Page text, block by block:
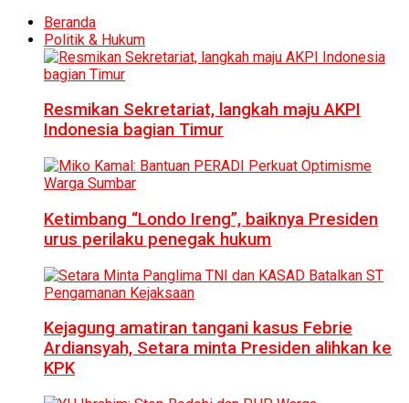
Beranda
Politik & Hukum
Resmikan Sekretariat, langkah maju AKPI
Indonesia bagian Timur
Ketimbang “Londo Ireng”, baiknya Presiden
urus perilaku penegak hukum
Kejagung amatiran tangani kasus Febrie
Ardiansyah, Setara minta Presiden alihkan ke
KPK